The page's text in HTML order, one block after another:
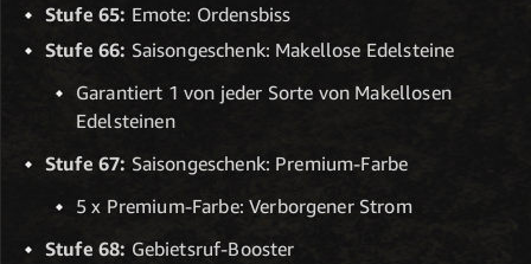
Stufe 65: Emote: Ordensbiss
Stufe 66: Saisongeschenk: Makellose Edelsteine
Garantiert 1 von jeder Sorte von Makellosen
Edelsteinen
Stufe 67: Saisongeschenk: Premium-Farbe
5 x Premium-Farbe: Verborgener Strom
Stufe 68: Gebietsruf-Booster